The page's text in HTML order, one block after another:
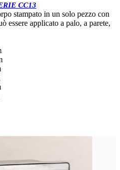
CC13
stampato in un solo pezzo con
essere applicato a palo, a parete,